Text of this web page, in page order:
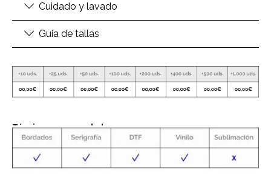
Cuidado y lavado
Guia de tallas
Técnicas recomendadas: